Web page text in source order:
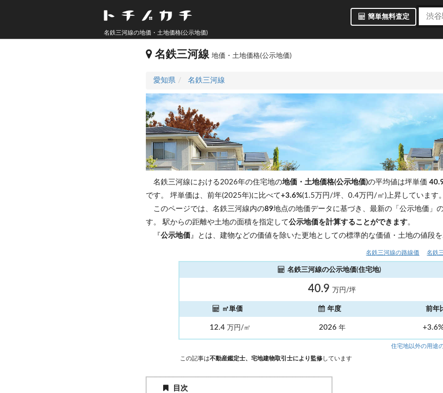
簡単無料査定
名鉄三河線の地価・土地価格(公示地価)
名鉄三河線地価・土地価格(公示地価)
愛知県 名鉄三河線
名鉄三河線における2026年の住宅地の地価・土地価格(公示地価)の平均値は坪単価
です。坪単価は、前年(2025年)に比べて+3.6%(1.5万円/坪、0.4万円/㎡)上昇しています
このページでは、名鉄三河線内の89地点の地価データに基づき、最新の「公示地価」
す。 駅からの距離や土地の面積を指定して公示地価を計算することができます。
『公示地価 』とは、建物などの価値を除いた更地としての標準的な価値・土地の値段
名鉄三河線の路線価 名鉄
名鉄三河線の公示地価(住宅地)
40.9万円/坪
㎡単価 年度 前年
12.4万円/㎡ 2026 年
住宅地以外の用途
この記事は不動産鑑定士、宅地建物取引士により監修しています
目次